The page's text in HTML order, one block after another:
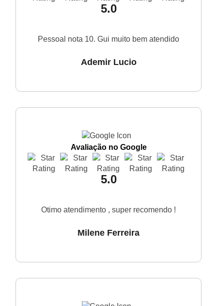
5.0
Pessoal nota 10. Gui muito bem atendido
Ademir Lucio
Avaliação no Google
5.0
Otimo atendimento , super recomendo !
Milene Ferreira